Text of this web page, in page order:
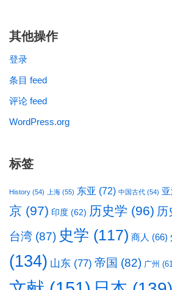
其他操作
登录
条目 feed
评论 feed
WordPress.org
标签
History (54) 上海 (55) 东亚 (72) 中国古代 (54)
京 (97) 印度 (62) 历史学 (96) 历
台湾 (87) 史学 (117) 商人 (66)
(134) 山东 (77) 帝国 (82) 广州